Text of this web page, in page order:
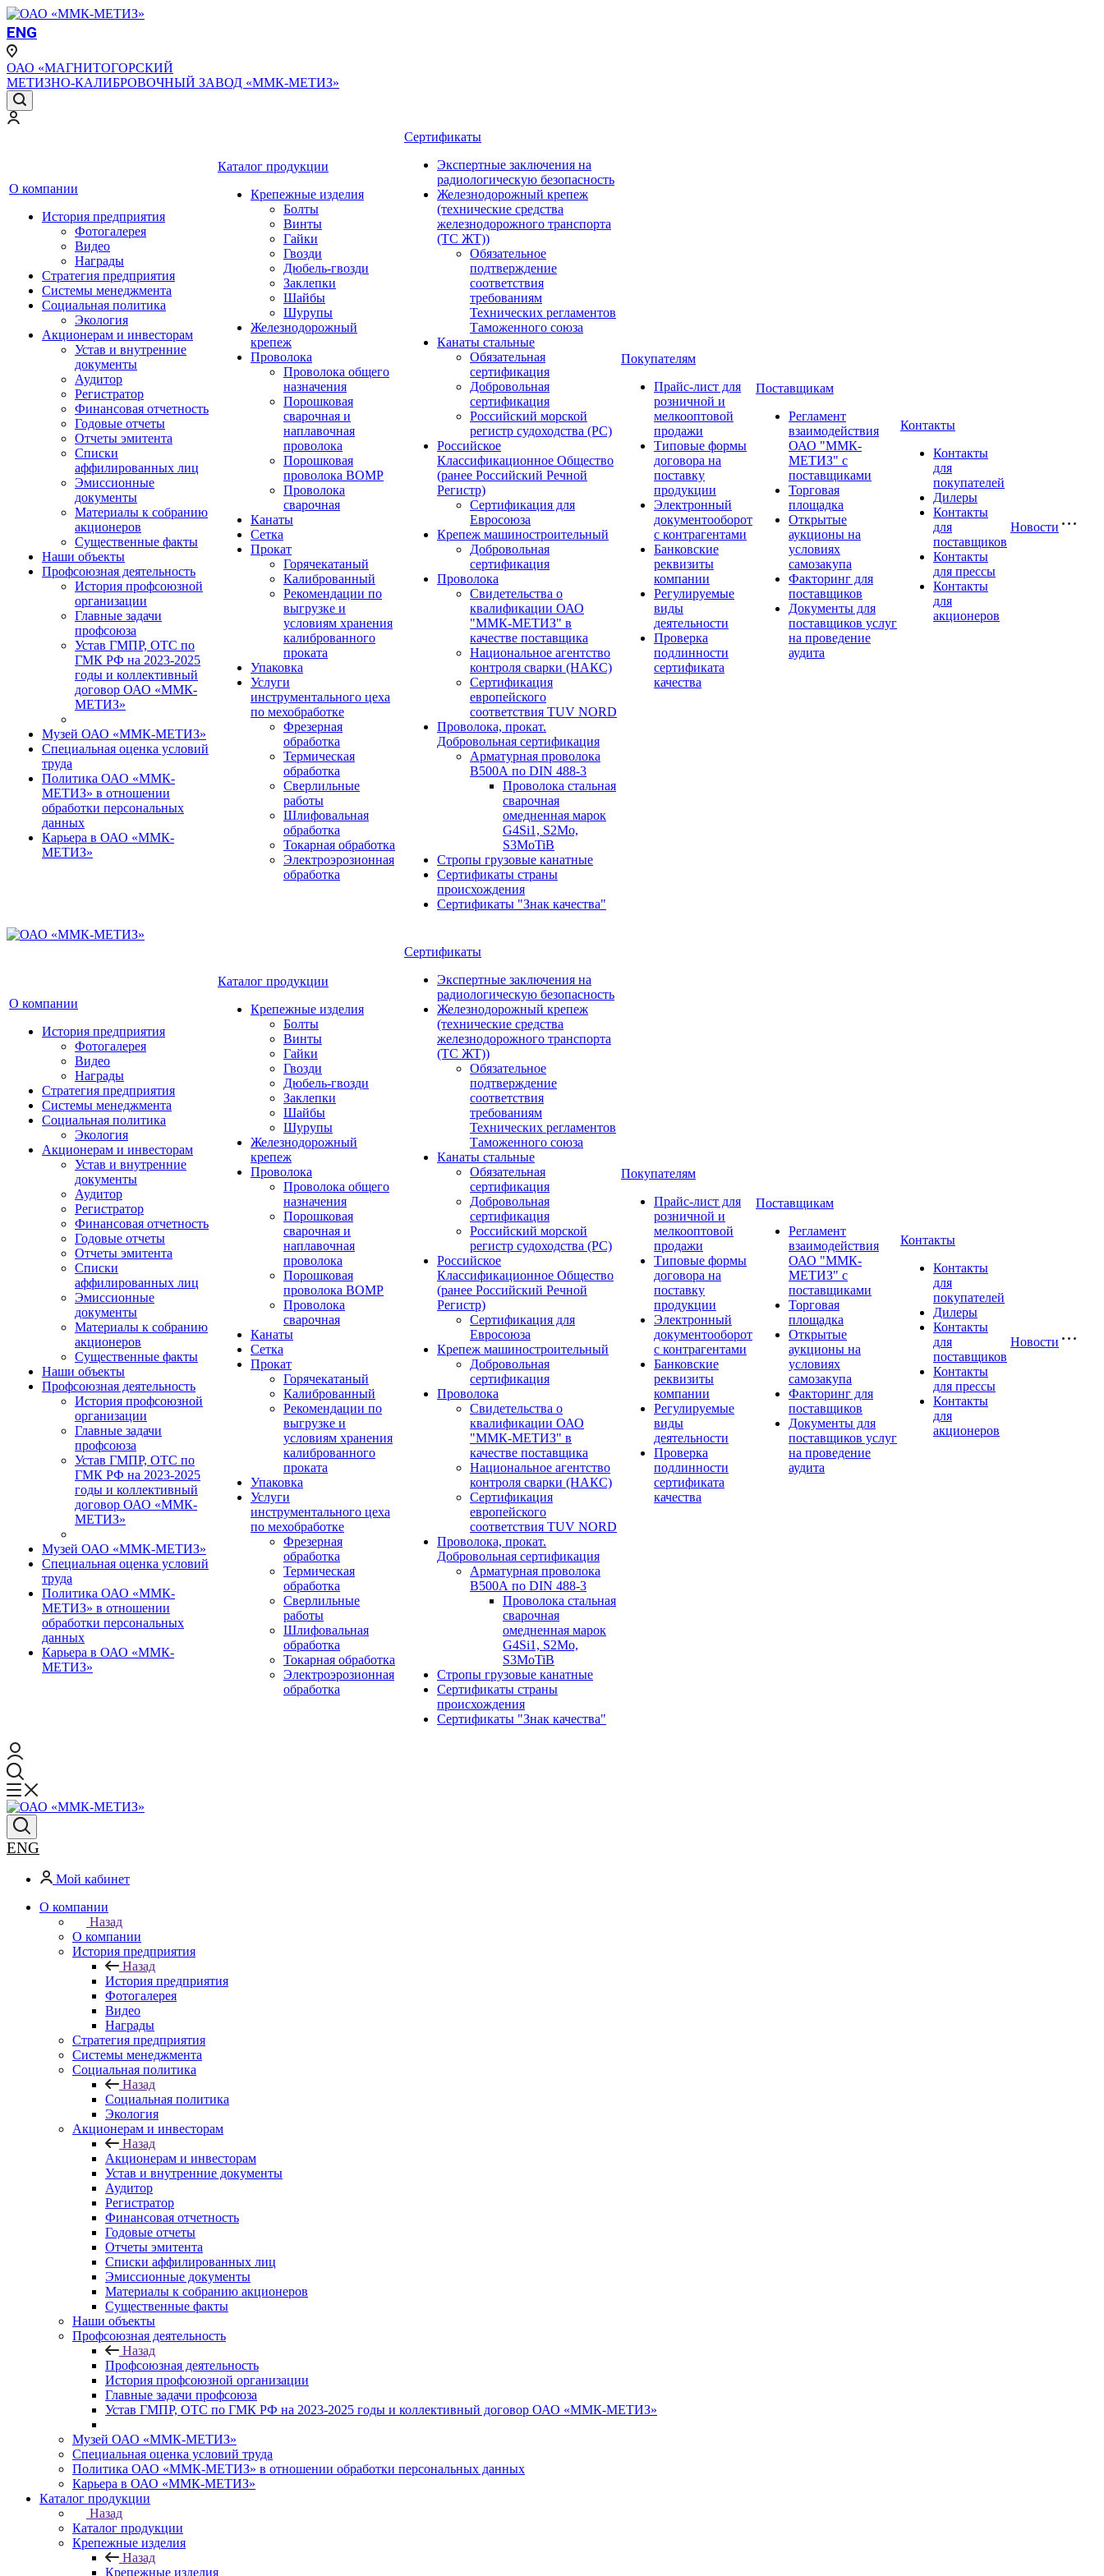
ENG
ОАО «МАГНИТОГОРСКИЙ
МЕТИЗНО-КАЛИБРОВОЧНЫЙ ЗАВОД «ММК-МЕТИЗ»
О компании
История предприятия
Фотогалерея
Видео
Награды
Стратегия предприятия
Системы менеджмента
Социальная политика
Экология
Акционерам и инвесторам
Устав и внутренние
документы
Аудитор
Регистратор
Финансовая отчетность
Годовые отчеты
Отчеты эмитента
Списки
аффилированных лиц
Эмиссионные
документы
Материалы к собранию
акционеров
Существенные факты
Наши объекты
Профсоюзная деятельность
История профсоюзной
организации
Главные задачи
профсоюза
Устав ГМПР, ОТС по
ГМК РФ на 2023-2025
годы и коллективный
договор ОАО «ММК-
МЕТИЗ»
Музей ОАО «ММК-МЕТИЗ»
Специальная оценка условий
труда
Политика ОАО «ММК-
МЕТИЗ» в отношении
обработки персональных
данных
Карьера в ОАО «ММК-
МЕТИЗ»
Каталог продукции
Крепежные изделия
Болты
Винты
Гайки
Гвозди
Дюбель-гвозди
Заклепки
Шайбы
Шурупы
Железнодорожный
крепеж
Проволока
Проволока общего
назначения
Порошковая
сварочная и
наплавочная
проволока
Порошковая
проволока ВОМР
Проволока
сварочная
Канаты
Сетка
Прокат
Горячекатаный
Калиброванный
Рекомендации по
выгрузке и
условиям хранения
калиброванного
проката
Упаковка
Услуги
инструментального цеха
по мехобработке
Фрезерная
обработка
Термическая
обработка
Сверлильные
работы
Шлифовальная
обработка
Токарная обработка
Электроэрозионная
обработка
Сертификаты
Экспертные заключения на
радиологическую безопасность
Железнодорожный крепеж
(технические средства
железнодорожного транспорта
(ТС ЖТ))
Обязательное
подтверждение
соответствия
требованиям
Технических регламентов
Таможенного союза
Канаты стальные
Обязательная
сертификация
Добровольная
сертификация
Российский морской
регистр судоходства (РС)
Российское
Классификационное Общество
(ранее Российский Речной
Регистр)
Сертификация для
Евросоюза
Крепеж машиностроительный
Добровольная
сертификация
Проволока
Свидетельства о
квалификации ОАО
"ММК-МЕТИЗ" в
качестве поставщика
Национальное агентство
контроля сварки (НАКС)
Сертификация
европейского
соответствия TUV NORD
Проволока, прокат.
Добровольная сертификация
Арматурная проволока
В500А по DIN 488-3
Проволока стальная
сварочная
омедненная марок
G4Si1, S2Mo,
S3MoTiB
Стропы грузовые канатные
Сертификаты страны
происхождения
Сертификаты "Знак качества"
Покупателям
Прайс-лист для
розничной и
мелкооптовой
продажи
Типовые формы
договора на
поставку
продукции
Электронный
документооборот
с контрагентами
Банковские
реквизиты
компании
Регулируемые
виды
деятельности
Проверка
подлинности
сертификата
качества
Поставщикам
Регламент
взаимодействия
ОАО "ММК-
МЕТИЗ" с
поставщиками
Торговая
площадка
Открытые
аукционы на
условиях
самозакупа
Факторинг для
поставщиков
Документы для
поставщиков услуг
на проведение
аудита
Контакты
Контакты
для
покупателей
Дилеры
Контакты
для
поставщиков
Контакты
для прессы
Контакты
для
акционеров
Новости
О компании
История предприятия
Фотогалерея
Видео
Награды
Стратегия предприятия
Системы менеджмента
Социальная политика
Экология
Акционерам и инвесторам
Устав и внутренние
документы
Аудитор
Регистратор
Финансовая отчетность
Годовые отчеты
Отчеты эмитента
Списки
аффилированных лиц
Эмиссионные
документы
Материалы к собранию
акционеров
Существенные факты
Наши объекты
Профсоюзная деятельность
История профсоюзной
организации
Главные задачи
профсоюза
Устав ГМПР, ОТС по
ГМК РФ на 2023-2025
годы и коллективный
договор ОАО «ММК-
МЕТИЗ»
Музей ОАО «ММК-МЕТИЗ»
Специальная оценка условий
труда
Политика ОАО «ММК-
МЕТИЗ» в отношении
обработки персональных
данных
Карьера в ОАО «ММК-
МЕТИЗ»
Каталог продукции
Крепежные изделия
Болты
Винты
Гайки
Гвозди
Дюбель-гвозди
Заклепки
Шайбы
Шурупы
Железнодорожный
крепеж
Проволока
Проволока общего
назначения
Порошковая
сварочная и
наплавочная
проволока
Порошковая
проволока ВОМР
Проволока
сварочная
Канаты
Сетка
Прокат
Горячекатаный
Калиброванный
Рекомендации по
выгрузке и
условиям хранения
калиброванного
проката
Упаковка
Услуги
инструментального цеха
по мехобработке
Фрезерная
обработка
Термическая
обработка
Сверлильные
работы
Шлифовальная
обработка
Токарная обработка
Электроэрозионная
обработка
Сертификаты
Экспертные заключения на
радиологическую безопасность
Железнодорожный крепеж
(технические средства
железнодорожного транспорта
(ТС ЖТ))
Обязательное
подтверждение
соответствия
требованиям
Технических регламентов
Таможенного союза
Канаты стальные
Обязательная
сертификация
Добровольная
сертификация
Российский морской
регистр судоходства (РС)
Российское
Классификационное Общество
(ранее Российский Речной
Регистр)
Сертификация для
Евросоюза
Крепеж машиностроительный
Добровольная
сертификация
Проволока
Свидетельства о
квалификации ОАО
"ММК-МЕТИЗ" в
качестве поставщика
Национальное агентство
контроля сварки (НАКС)
Сертификация
европейского
соответствия TUV NORD
Проволока, прокат.
Добровольная сертификация
Арматурная проволока
В500А по DIN 488-3
Проволока стальная
сварочная
омедненная марок
G4Si1, S2Mo,
S3MoTiB
Стропы грузовые канатные
Сертификаты страны
происхождения
Сертификаты "Знак качества"
Покупателям
Прайс-лист для
розничной и
мелкооптовой
продажи
Типовые формы
договора на
поставку
продукции
Электронный
документооборот
с контрагентами
Банковские
реквизиты
компании
Регулируемые
виды
деятельности
Проверка
подлинности
сертификата
качества
Поставщикам
Регламент
взаимодействия
ОАО "ММК-
МЕТИЗ" с
поставщиками
Торговая
площадка
Открытые
аукционы на
условиях
самозакупа
Факторинг для
поставщиков
Документы для
поставщиков услуг
на проведение
аудита
Контакты
Контакты
для
покупателей
Дилеры
Контакты
для
поставщиков
Контакты
для прессы
Контакты
для
акционеров
Новости
ENG
Мой кабинет
О компании
Назад
О компании
История предприятия
Назад
История предприятия
Фотогалерея
Видео
Награды
Стратегия предприятия
Системы менеджмента
Социальная политика
Назад
Социальная политика
Экология
Акционерам и инвесторам
Назад
Акционерам и инвесторам
Устав и внутренние документы
Аудитор
Регистратор
Финансовая отчетность
Годовые отчеты
Отчеты эмитента
Списки аффилированных лиц
Эмиссионные документы
Материалы к собранию акционеров
Существенные факты
Наши объекты
Профсоюзная деятельность
Назад
Профсоюзная деятельность
История профсоюзной организации
Главные задачи профсоюза
Устав ГМПР, ОТС по ГМК РФ на 2023-2025 годы и коллективный договор ОАО «ММК-МЕТИЗ»
Музей ОАО «ММК-МЕТИЗ»
Специальная оценка условий труда
Политика ОАО «ММК-МЕТИЗ» в отношении обработки персональных данных
Карьера в ОАО «ММК-МЕТИЗ»
Каталог продукции
Назад
Каталог продукции
Крепежные изделия
Назад
Крепежные изделия